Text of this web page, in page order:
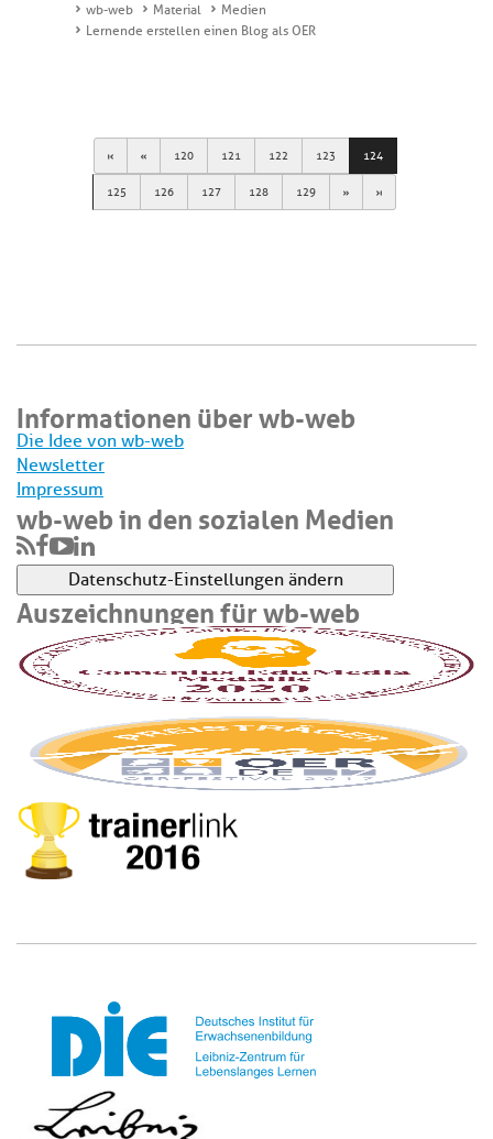
wb-web Material
Medien
Lernende erstellen einen Blog als OER
First Previous
120 121 122 123 124
125 126 127 128 129 Next Last
Informationen über wb-web
Die Idee von wb-web
Newsletter
Impressum
wb-web in den sozialen Medien
Datenschutz-Einstellungen ändern
Auszeichnungen für wb-web